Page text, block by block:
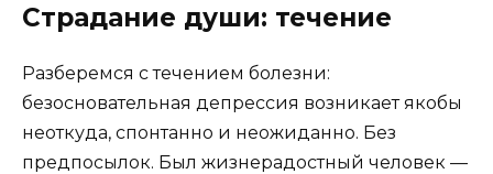
Страдание души: течение
Разберемся с течением болезни:
безосновательная депрессия возникает якобы
неоткуда, спонтанно и неожиданно. Без
предпосылок. Был жизнерадостный человек —